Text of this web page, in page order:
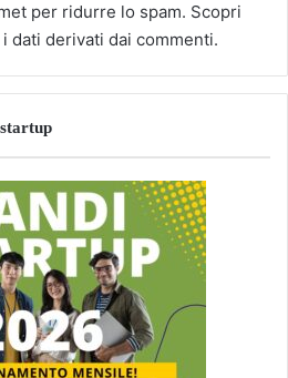
per ridurre lo spam. Scopri
dati derivati dai commenti.